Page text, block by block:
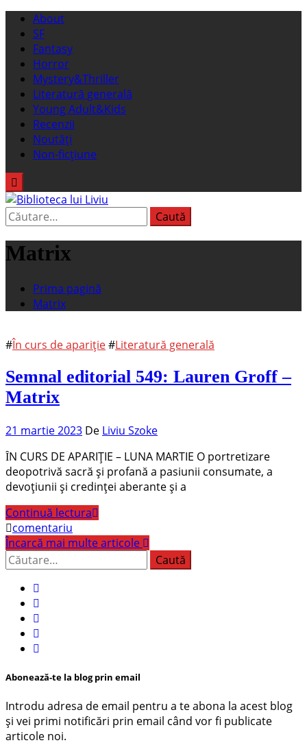
Sari
conținut
Meniu
principal
About
SF
Fantasy
Horror
Mystery&Thriller
Literatură generală
Young Adult&Kids
Recenzii
Noutăți
Non-ficțiune
Biblioteca lui Liviu
Fostul blog FanSF
Caută
după:
Matrix
Prima pagină
Matrix
#În curs de apariție#Literatură generală
Semnal editorial 549: Lauren Groff –
Matrix
21 martie 2023 De Liviu Szoke
ȊN CURS DE APARIȚIE – LUNA MARTIE O portretizare
deopotrivă sacră și profană a pasiunii consumate, a
devoțiunii și credinței aberante și a
Continuă lectura
comentariu
Încarcă mai multe articole
Caută
după:
Abonează-te la blog prin email
Introdu adresa de email pentru a te abona la acest blog
și vei primi notificări prin email când vor fi publicate
articole noi.